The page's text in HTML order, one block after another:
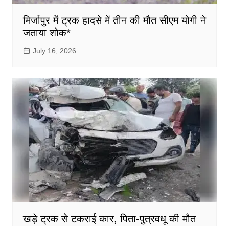
मिर्जापुर में ट्रक हादसे में तीन की मौत सीएम योगी ने
जताया शोक*
July 16, 2026
खड़े ट्रक से टकराई कार, पिता-पुत्रवधू की मौत